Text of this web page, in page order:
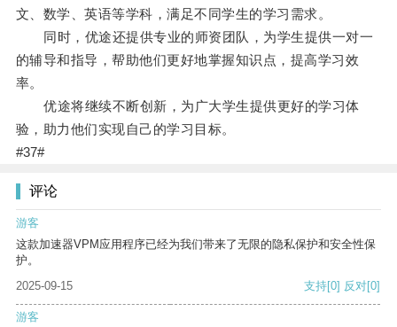
文、数学、英语等学科，满足不同学生的学习需求。
同时，优途还提供专业的师资团队，为学生提供一对一
的辅导和指导，帮助他们更好地掌握知识点，提高学习效
率。
优途将继续不断创新，为广大学生提供更好的学习体
验，助力他们实现自己的学习目标。
#37#
评论
游客
这款加速器VPM应用程序已经为我们带来了无限的隐私保护和安全性保
护。
2025-09-15
支持[0] 反对[0]
游客